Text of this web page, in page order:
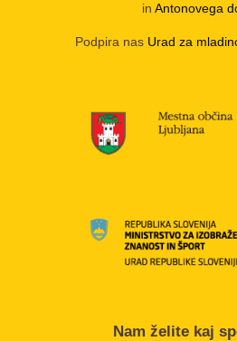
in Antonovega
Podpira nas Urad za
Nam želite kaj